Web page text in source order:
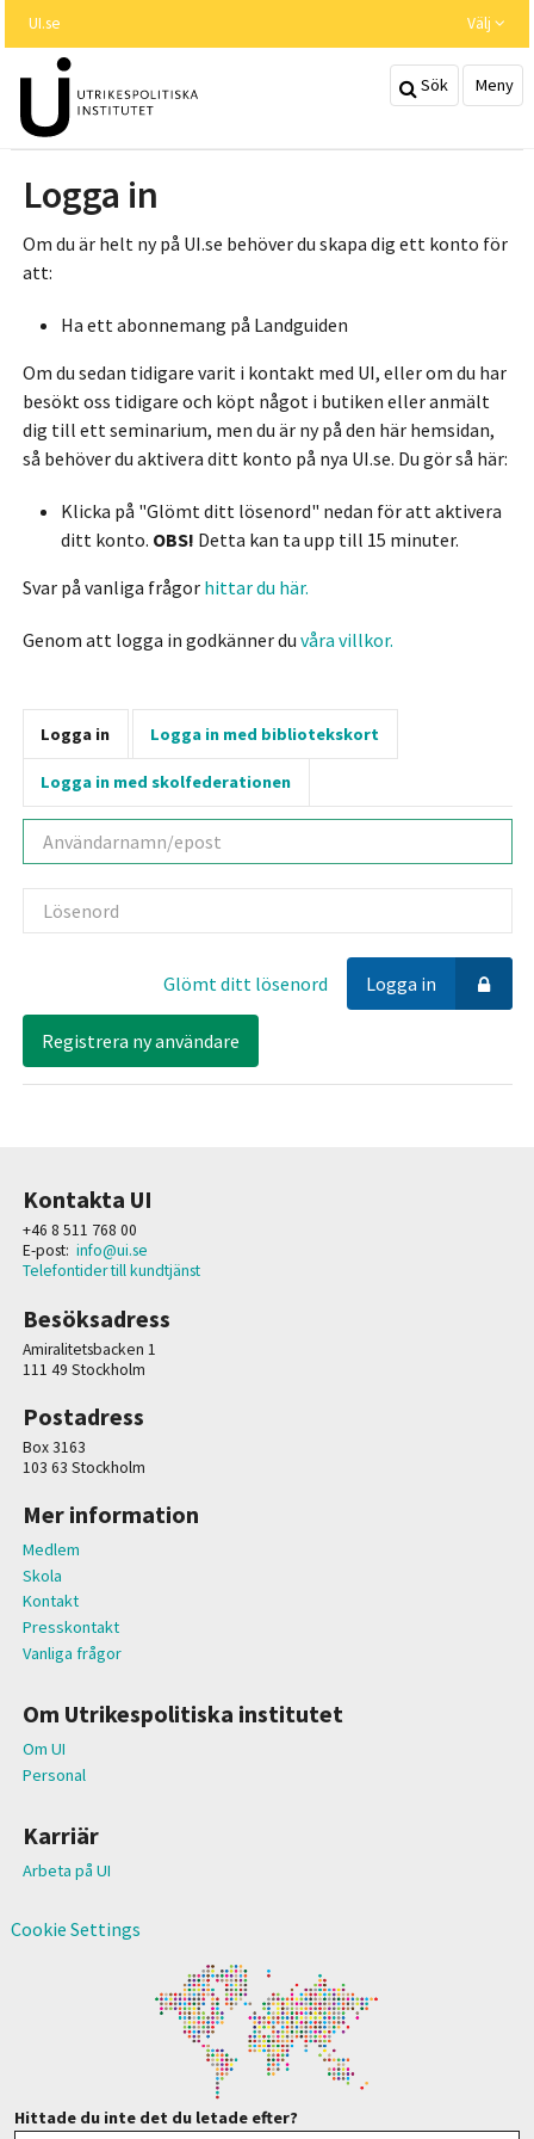
huvudinnehållet
UI.se Välj
Sök Meny
Logga in
Om du är helt ny på UI.se behöver du skapa dig ett konto för
att:
Ha ett abonnemang på Landguiden
Om du sedan tidigare varit i kontakt med UI, eller om du har
besökt oss tidigare och köpt något i butiken eller anmält
dig till ett seminarium, men du är ny på den här hemsidan,
så behöver du aktivera ditt konto på nya UI.se. Du gör så här:
Klicka på "Glömt ditt lösenord" nedan för att aktivera
ditt konto. OBS! Detta kan ta upp till 15 minuter.
Svar på vanliga frågor hittar du här.
Genom att logga in godkänner du våra villkor.
Logga in Logga in med bibliotekskort
Logga in med skolfederationen
Användarnamn
Lösenord
Logga in
Glömt ditt lösenord
Registrera ny användare
Kontakta UI
+46 8 511 768 00
E-post: info@ui.se
Telefontider till kundtjänst
Besöksadress
Amiralitetsbacken 1
111 49 Stockholm
Postadress
Box 3163
103 63 Stockholm
Mer information
Medlem
Skola
Kontakt
Presskontakt
Vanliga frågor
Om Utrikespolitiska institutet
Om UI
Personal
Karriär
Arbeta på UI
Cookie Settings
Hittade du inte det du letade efter?